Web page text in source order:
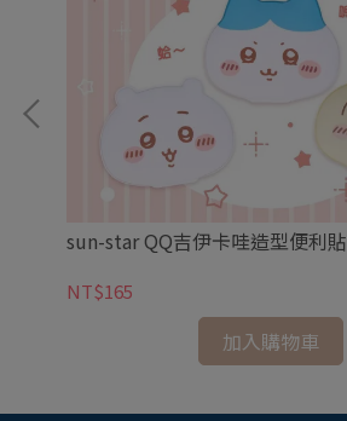
sun-star QQ吉伊卡哇造型便利貼
NT$165
加入購物車